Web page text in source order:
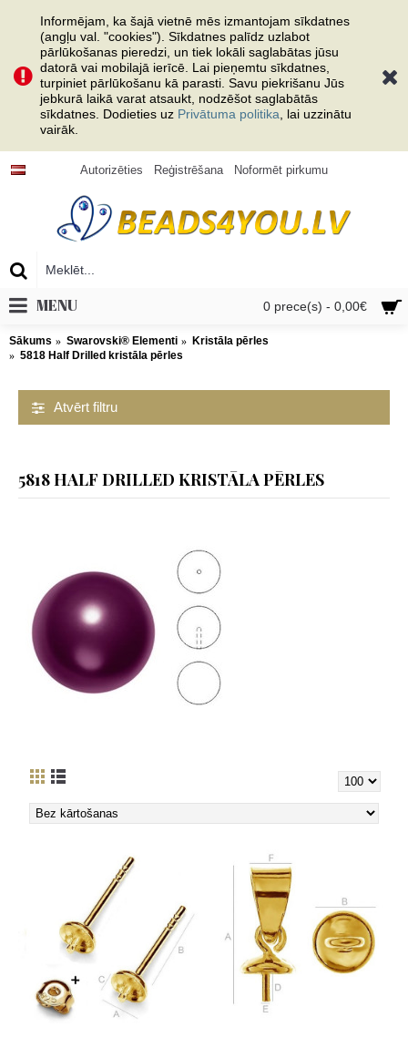
Informējam, ka šajā vietnē mēs izmantojam sīkdatnes
(angļu val. "cookies"). Sīkdatnes palīdz uzlabot
pārlūkošanas pieredzi, un tiek lokāli saglabātas jūsu
datorā vai mobilajā ierīcē. Lai pieņemtu sīkdatnes,
turpiniet pārlūkošanu kā parasti. Savu piekrišanu Jūs
jebkurā laikā varat atsaukt, nodzēšot saglabātās
sīkdatnes. Dodieties uz Privātuma politika , lai uzzinātu
vairāk.
Autorizēties Reģistrēšana Noformēt pirkumu
0 prece(s) - 0,00€
MENU
Sākums Swarovski® Elementi
Kristāla pērles
5818 Half Drilled kristāla pērles
Atvērt filtru
5818 HALF DRILLED KRISTĀLA PĒRLES